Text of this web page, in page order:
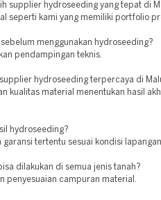
supplier hydroseeding yang tepat di
seperti kami yang memiliki portfolio
sebelum menggunakan hydroseeding?
pendampingan teknis.
supplier hydroseeding terpercaya di
kualitas material menentukan hasil
hydroseeding?
garansi tertentu sesuai kondisi
dilakukan di semua jenis tanah?
penyesuaian campuran material.